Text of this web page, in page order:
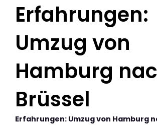
Erfahrungen:
Umzug von
Hamburg
Brüssel
Erfahrungen: Umzug von Hamburg